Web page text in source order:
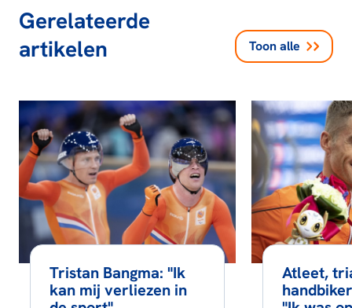
Gerelateerde
artikelen
Toon alle
Tristan Bangma: "Ik
kan mij verliezen in
Atleet,